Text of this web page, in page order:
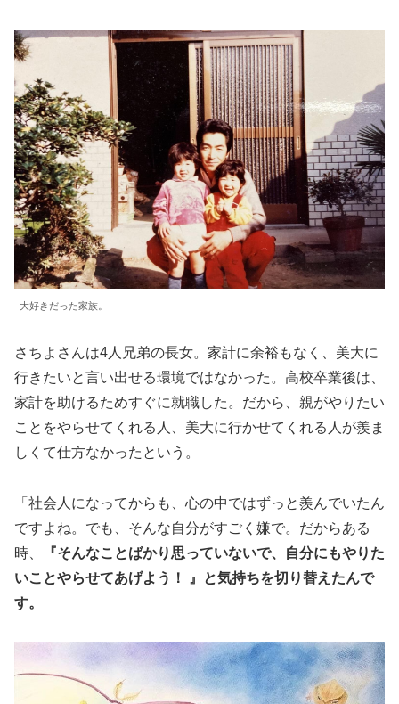
大好きだった家族。
さちよさんは4人兄弟の長女。家計に余裕もなく、美大に
行きたいと言い出せる環境ではなかった。高校卒業後は、
家計を助けるためすぐに就職した。だから、親がやりたい
ことをやらせてくれる人、美大に行かせてくれる人が羨ま
しくて仕方なかったという。
「社会人になってからも、心の中ではずっと羨んでいたん
ですよね。でも、そんな自分がすごく嫌で。だからある
時、
『そんなことばかり思っていないで、自分にもやりた
いことやらせてあげよう！ 』と気持ちを切り替えたんで
す。